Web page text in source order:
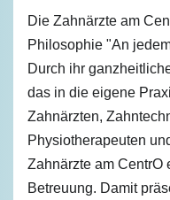
Die Zahnärzte am
Philosophie "An
Durch ihr
das in die eigene
Zahnärzten,
Physiotherapeuten
Zahnärzte am CentrO
Betreuung. Damit